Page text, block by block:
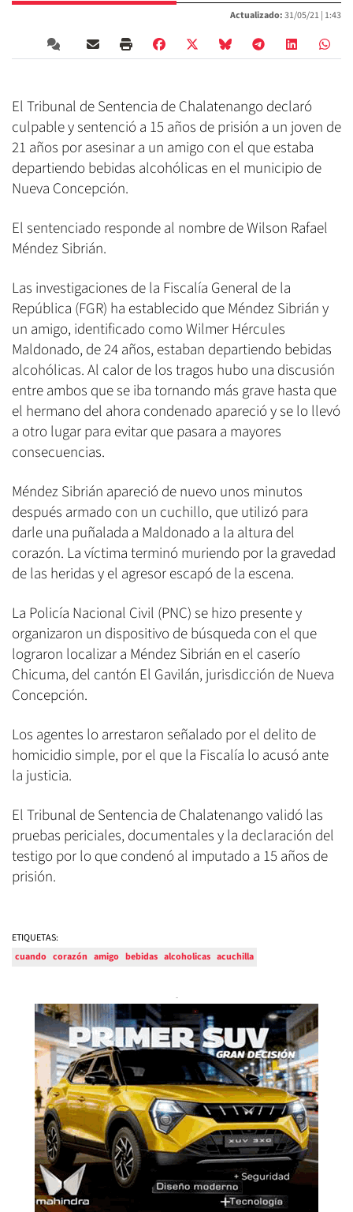
Actualizado:31/05/21 | 1:43
El Tribunal de Sentencia de Chalatenango declaró
culpable y sentenció a 15 años de prisión a un joven de
21 años por asesinar a un amigo con el que estaba
departiendo bebidas alcohólicas en el municipio de
Nueva Concepción.
El sentenciado responde al nombre de Wilson Rafael
Méndez Sibrián.
Las investigaciones de la Fiscalía General de la
República (FGR) ha establecido que Méndez Sibrián y
un amigo, identificado como Wilmer Hércules
Maldonado, de 24 años, estaban departiendo bebidas
alcohólicas. Al calor de los tragos hubo una discusión
entre ambos que se iba tornando más grave hasta que
el hermano del ahora condenado apareció y se lo llevó
a otro lugar para evitar que pasara a mayores
consecuencias.
Méndez Sibrián apareció de nuevo unos minutos
después armado con un cuchillo, que utilizó para
darle una puñalada a Maldonado a la altura del
corazón. La víctima terminó muriendo por la gravedad
de las heridas y el agresor escapó de la escena.
La Policía Nacional Civil (PNC) se hizo presente y
organizaron un dispositivo de búsqueda con el que
lograron localizar a Méndez Sibrián en el caserío
Chicuma, del cantón El Gavilán, jurisdicción de Nueva
Concepción.
Los agentes lo arrestaron señalado por el delito de
homicidio simple, por el que la Fiscalía lo acusó ante
la justicia.
El Tribunal de Sentencia de Chalatenango validó las
pruebas periciales, documentales y la declaración del
testigo por lo que condenó al imputado a 15 años de
prisión.
ETIQUETAS:
cuando corazón amigo bebidas alcoholicas acuchilla